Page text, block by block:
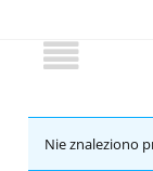
Nie znaleziono